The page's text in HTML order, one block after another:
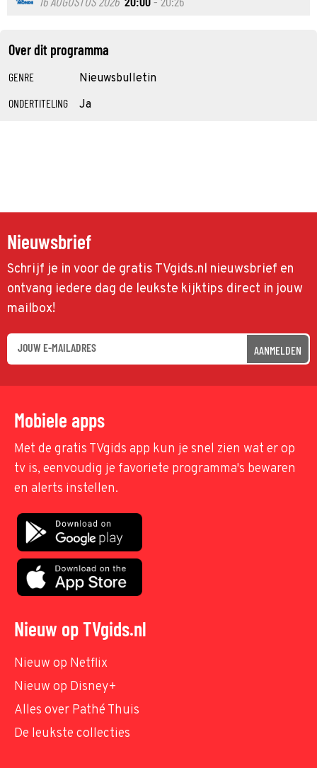
Over dit programma
GENRE Nieuwsbulletin
ONDERTITELING Ja
Nieuwsbrief
Schrijf je in voor de gratis TVgids.nl nieuwsbrief en
ontvang iedere dag de leukste kijktips direct in jouw
mailbox!
AANMELDEN
Mobiele apps
Met de gratis TVgids app kun je snel zien wat er op
tv is, eenvoudig je favoriete programma's bewaren
en alerts instellen.
Nieuw op TVgids.nl
Nieuw op Netflix
Nieuw op Disney+
Alles over Pathé Thuis
De leukste collecties